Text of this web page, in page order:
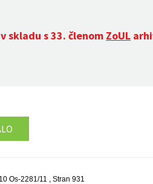
skladu s 33. členom ZoUL
Os-2281/11 , Stran 931